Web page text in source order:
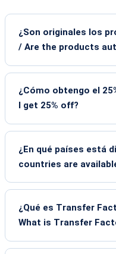
¿Son originales los
/ Are the products
¿Cómo obtengo el
I get 25% off?
¿En qué países está
countries are
¿Qué es Transfer
What is Transfer